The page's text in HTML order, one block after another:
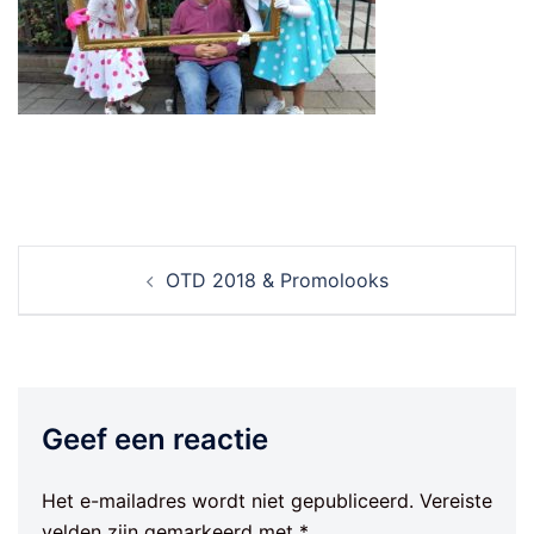
OTD 2018 & Promolooks
Geef een reactie
Het e-mailadres wordt niet gepubliceerd. Vereiste